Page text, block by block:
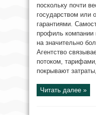
поскольку почти
государством или
гарантиями.
профиль компании
на значительно
Агентство
потоком,
покрывают
Читать далее »